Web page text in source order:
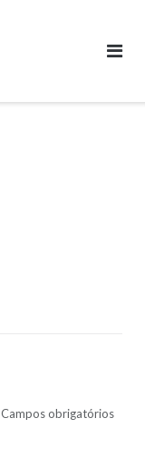
Campos obrigatórios